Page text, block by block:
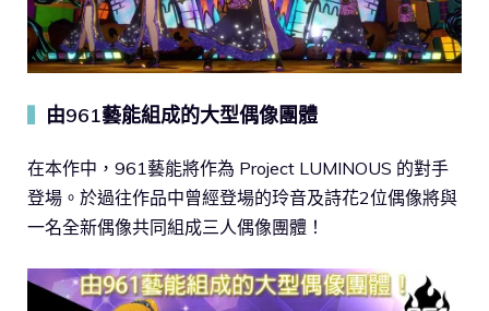
由961藝能組成的大型偶像團體
在本作中，961藝能將作為 Project LUMINOUS 的對手
登場。於過往作品中曾經登場的玲音及詩花2位偶像將與
一名全新偶像共同組成三人偶像團體！